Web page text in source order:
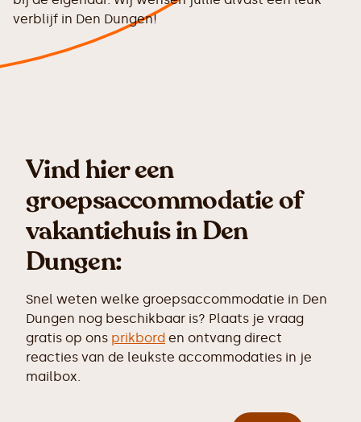
verblijf in Den Dungen!
Vind hier een
groepsaccommodatie of
vakantiehuis in Den
Dungen:
Snel weten welke groepsaccommodatie in Den
Dungen nog beschikbaar is? Plaats je vraag
gratis op ons prikbord en ontvang direct
reacties van de leukste accommodaties in je
mailbox.